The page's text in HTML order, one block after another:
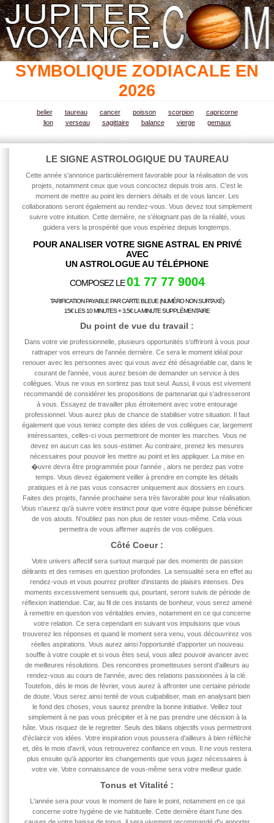
SYMBOLIQUE ZODIACALE EN
2026
belier taureau cancer poisson scorpion
capricorne
lion
verseau sagittaire balance vierge gemaux
LE SIGNE ASTROLOGIQUE DU TAUREAU
Cette année s'annonce particulièrement favorable pour la réalisation de vos
projets, notamment ceux que vous concoctez depuis trois ans. C'est le
moment de mettre au point les derniers détails et de vous lancer. Les
collaborations seront également au rendez-vous. Vous devez tout simplement
suivre votre intuition. Cette dernière, ne s'éloignant pas de la réalité, vous
guidera vers la prospérité que vous espériez depuis longtemps.
POUR ANALISER VOTRE SIGNE ASTRAL EN PRIVÉ
AVEC
UN ASTROLOGUE AU TÉLÉPHONE
COMPOSEZ LE01 77 77 9004
TARIFICATION PAYABLE PAR CARTE BLEUE (NUMÉRO NON SURTAXÉ)
15€ LES 10 MINUTES + 3,5€ LA MINUTE SUPPLÉMENTAIRE
Du point de vue du travail :
Dans votre vie professionnelle, plusieurs opportunités s'offriront à vous pour
rattraper vos erreurs de l'année dernière. Ce sera le moment idéal pour
renouer avec les personnes avec qui vous avez été désagréable car, dans le
courant de l'année, vous aurez besoin de demander un service à des
collègues. Vous ne vous en sortirez pas tout seul. Aussi, il vous est vivement
recommandé de considérer les propositions de partenariat qui s'adresseront
à vous. Essayez de travailler plus étroitement avec votre entourage
professionnel. Vous aurez plus de chance de stabiliser votre situation. Il faut
également que vous teniez compte des idées de vos collègues car, largement
intéressantes, celles-ci vous permettront de monter les marches. Vous ne
devez en aucun cas les sous-estimer. Au contraire, prenez les mesures
nécessaires pour pouvoir les mettre au point et les appliquer. La mise en
�uvre devra être programmée pour l'année
, alors ne perdez pas votre
temps. Vous devez également veiller à prendre en compte les détails
pratiques et à ne pas vous consacrer uniquement aux dossiers en cours.
Faites des projets, l'année prochaine sera très favorable pour leur réalisation.
Vous n'aurez qu'à suivre votre instinct pour que votre équipe puisse bénéficier
de vos atouts. N'oubliez pas non plus de rester vous-même. Cela vous
permettra de vous affirmer auprès de vos collègues.
Côté Coeur :
Votre univers affectif sera surtout marqué par des moments de passion
délirants et des remises en question profondes. La sensualité sera en effet au
rendez-vous et vous pourrez profiter d'instants de plaisirs intenses. Des
moments excessivement sensuels qui, pourtant, seront suivis de période de
réflexion inattendue. Car, au fil de ces instants de bonheur, vous serez amené
à remettre en question vos véritables envies, notamment en ce qui concerne
votre relation. Ce sera cependant en suivant vos impulsions que vous
trouverez les réponses et quand le moment sera venu, vous découvrirez vos
réelles aspirations. Vous aurez ainsi l'opportunité d'apporter un nouveau
souffle à votre couple et si vous êtes seul, vous allez pouvoir avancer avec
de meilleures résolutions. Des rencontres prometteuses seront d'ailleurs au
rendez-vous au cours de l'année, avec des relations passionnées à la clé.
Toutefois, dès le mois de février, vous aurez à affronter une certaine période
de doute. Vous serez ainsi tenté de vous culpabiliser, mais en analysant bien
le fond des choses, vous saurez prendre la bonne initiative. Veillez tout
simplement à ne pas vous précipiter et à ne pas prendre une décision à la
hâte. Vous risquez de le regretter. Seuls des bilans objectifs vous permettront
d'éclaircir vos idées. Votre inspiration vous poussera d'ailleurs à bien réfléchir
et, dès le mois d'avril, vous retrouverez confiance en vous. Il ne vous restera
plus ensuite qu'à apporter les changements que vous jugez nécessaires à
votre vie. Votre connaissance de vous-même sera votre meilleur guide.
Tonus et Vitalité :
L'année sera pour vous le moment de faire le point, notamment en ce qui
concerne votre hygiène de vie habituelle. Cette dernière étant l'une des